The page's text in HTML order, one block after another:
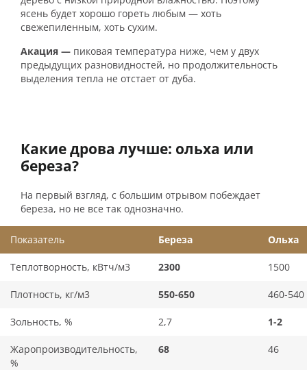
ясень будет хорошо гореть любым — хоть
свежепиленным, хоть сухим.
Акация — пиковая температура ниже, чем у двух
предыдущих разновидностей, но продолжительность
выделения тепла не отстает от дуба.
Какие дрова лучше: ольха или
береза?
На первый взгляд, с большим отрывом побеждает
береза, но не все так однозначно.
Показатель Береза Ольха
Теплотворность, кВтч/м3 2300 1500
Плотность, кг/м3 550-650 460-540
Зольность, % 2,7 1-2
Жаропроизводительность,
%
68 46